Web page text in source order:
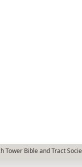
Tower Bible and Tract